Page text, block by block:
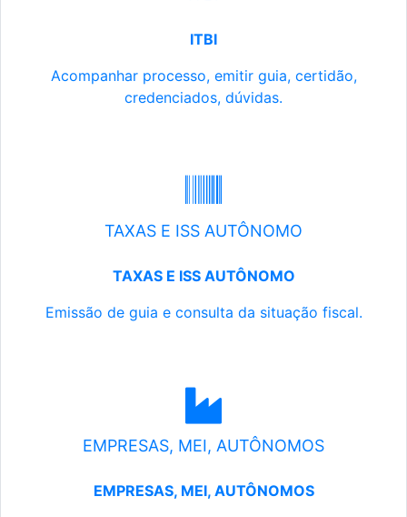
ITBI
Acompanhar processo, emitir guia, certidão,
credenciados, dúvidas.
TAXAS E ISS AUTÔNOMO
TAXAS E ISS AUTÔNOMO
Emissão de guia e consulta da situação fiscal.
EMPRESAS, MEI, AUTÔNOMOS
EMPRESAS, MEI, AUTÔNOMOS